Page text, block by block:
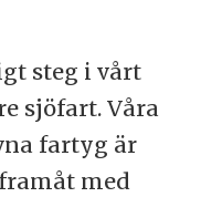
steg i vårt
sjöfart. Våra
fartyg är
med